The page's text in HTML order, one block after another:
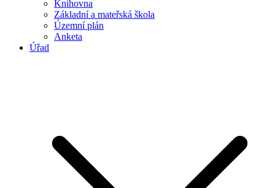
Knihovna
Základní a mateřská škola
Územní plán
Anketa
Úřad